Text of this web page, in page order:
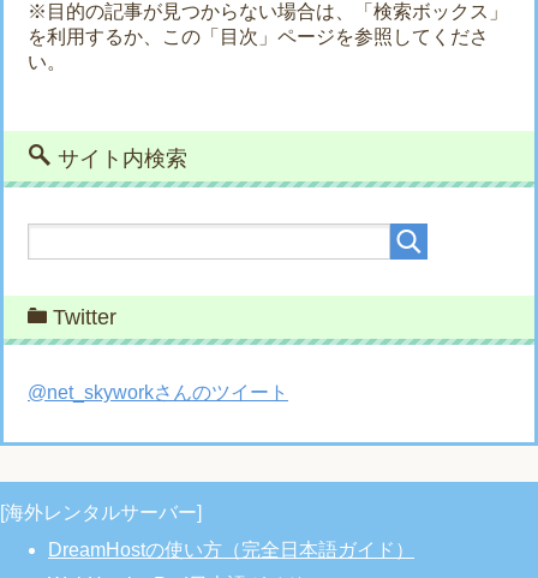
※目的の記事が見つからない場合は、「検索ボックス」
を利用するか、この「目次」ページを参照してくださ
い。
サイト内検索
Twitter
@net_skyworkさんのツイート
[海外レンタルサーバー]
DreamHostの使い方（完全日本語ガイド）